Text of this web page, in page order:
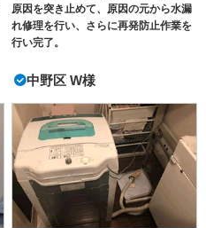
原因を突き止めて、原因の元から水漏
れ修理を行い、さらに再発防止作業を
行い完了。
中野区 W様